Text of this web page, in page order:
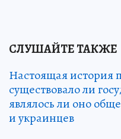
СЛУШАЙТЕ ТАКЖЕ
Настоящая история
существовало ли
являлось ли оно
и украинцев